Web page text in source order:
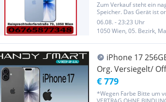
Zum Verkauf steht ein
Speicher. Das Gerät ist
– direkt aus der Box.
256GB Zustand: Neu /
06.08. - 23:23 Uhr
1050 Wien, 05. Bezirk,
iPhone 17
Org. Versiegelt/
Netze/ Mit OVP
bei Handy Smart
€ 779
*Wegen Farbe Bitte um